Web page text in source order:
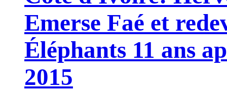
Emerse Faé et
Éléphants 11 ans
2015